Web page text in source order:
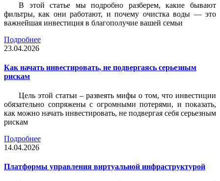
В этой статье мы подробно разберем, какие бывают
фильтры, как они работают, и почему очистка воды — это
важнейшая инвестиция в благополучие вашей семьи
Подробнее
23.04.2026
Как начать инвестировать, не подвергаясь серьезным
рискам
Цель этой статьи – развеять мифы о том, что инвестиции
обязательно сопряжены с огромными потерями, и показать,
как можно начать инвестировать, не подвергая себя серьезным
рискам
Подробнее
14.04.2026
Платформы управления виртуальной инфраструктурой